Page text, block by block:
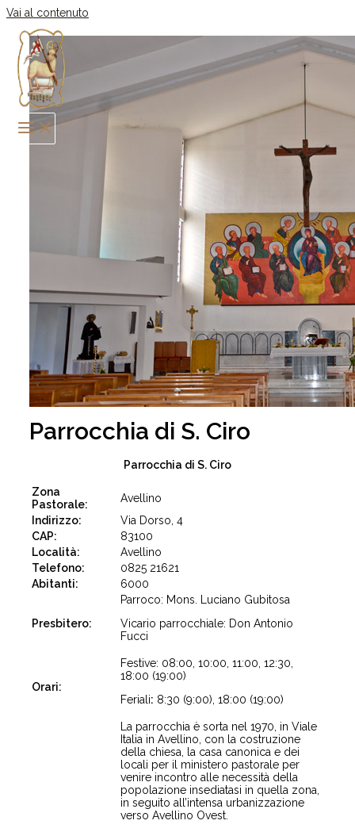
Vai al contenuto
Parrocchia di S. Ciro
Parrocchia di S. Ciro
Zona
Pastorale:
Avellino
Indirizzo:
Via Dorso, 4
CAP:
83100
Località:
Avellino
Telefono:
0825 21621
Abitanti:
6000
Presbitero:
Parroco: Mons. Luciano Gubitosa
Vicario parrocchiale: Don Antonio
Fucci
Orari:
Festive: 08:00, 10:00, 11:00, 12:30,
18:00 (19:00)
Feriali: 8:30 (9:00), 18:00 (19:00)
La parrocchia è sorta nel 1970, in Viale
Italia in Avellino, con la costruzione
della chiesa, la casa canonica e dei
locali per il ministero pastorale per
venire incontro alle necessità della
popolazione insediatasi in quella zona,
in seguito all’intensa urbanizzazione
verso Avellino Ovest.